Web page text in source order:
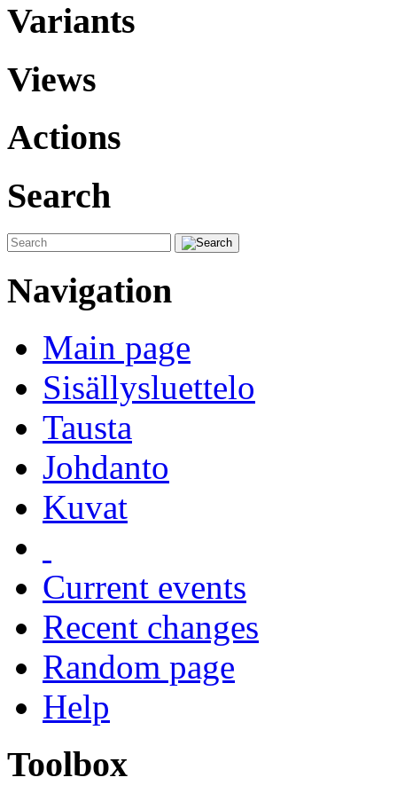
Variants
Views
Actions
Search
Navigation
Main page
Sisällysluettelo
Tausta
Johdanto
Kuvat
Current events
Recent changes
Random page
Help
Toolbox